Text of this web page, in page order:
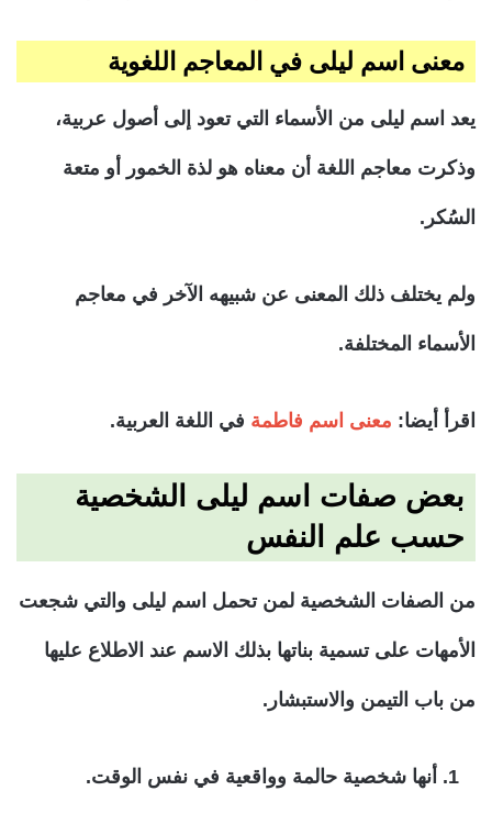
معنى اسم ليلى في المعاجم اللغوية
يعد اسم ليلى من الأسماء التي تعود إلى أصول عربية،
وذكرت معاجم اللغة أن معناه هو لذة الخمور أو متعة
السُكر.
ولم يختلف ذلك المعنى عن شبيهه الآخر في معاجم
الأسماء المختلفة.
اقرأ أيضا: معنى اسم فاطمة في اللغة العربية.
بعض صفات اسم ليلى الشخصية
حسب علم النفس
من الصفات الشخصية لمن تحمل اسم ليلى والتي شجعت
الأمهات على تسمية بناتها بذلك الاسم عند الاطلاع عليها
من باب التيمن والاستبشار.
أنها شخصية حالمة وواقعية في نفس الوقت.